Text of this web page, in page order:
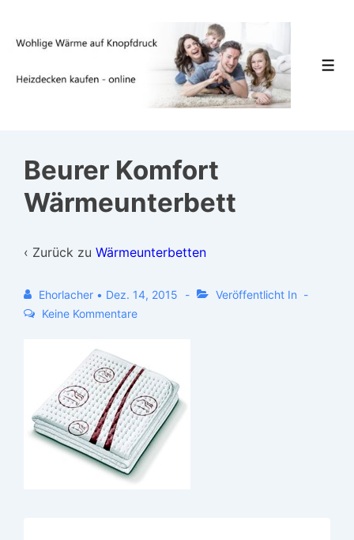
Beurer Komfort
Wärmeunterbett
‹ Zurück zu Wärmeunterbetten
Ehorlacher • Dez. 14, 2015
Veröffentlicht In
Keine Kommentare